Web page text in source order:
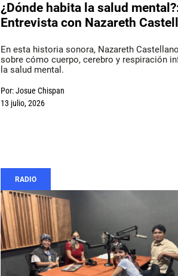
¿Dónde habita la salud
Entrevista con Nazareth
En esta historia sonora, Nazareth
sobre cómo cuerpo, cerebro y respiración
la salud mental.
Por:Josue Chispan
13 julio, 2026
RADIO